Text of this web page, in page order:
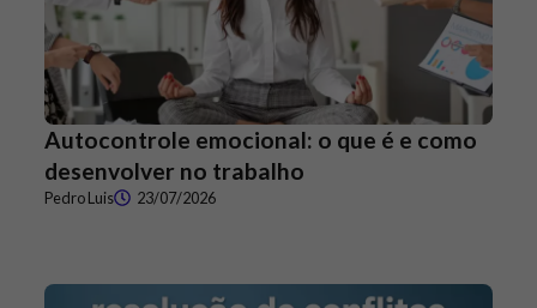
Autocontrole emocional: o que é e como
desenvolver no trabalho
Pedro Luis 23/07/2026